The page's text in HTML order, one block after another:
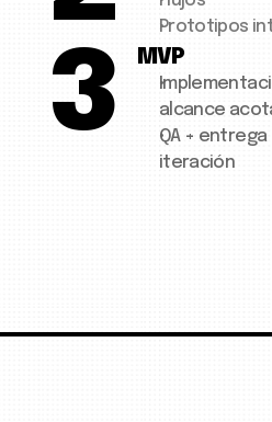
Prototipos
3 MVP
alcance
QA +
iteración